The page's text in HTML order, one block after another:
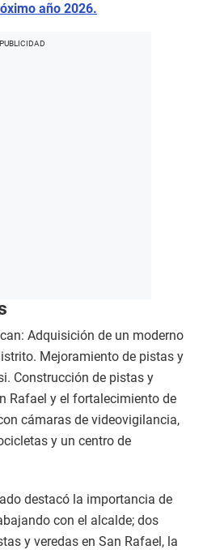
año 2026.
Adquisición de un moderno
Mejoramiento de pistas y
Construcción de pistas y
Rafael y el fortalecimiento de
cámaras de videovigilancia,
y un centro de
destacó la importancia de
con el alcalde; dos
y veredas en San Rafael, la